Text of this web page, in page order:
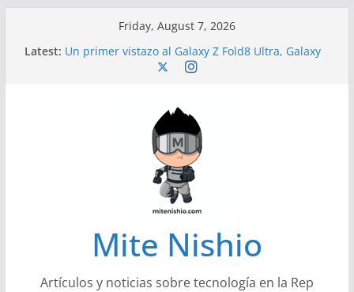
Friday, August 7, 2026
Latest: Un primer vistazo al Galaxy Z Fold8 Ultra, Galaxy
Z Fold8 y Galaxy Z Flip8
Conferencistas analizarán los desafíos que
redefinen el futuro de las finanzas y la economía
Segunda edición de Marketing Unplugged
impulsa el marketing con propósito
Alerta sobre nueva campaña de ciberataques
que afecta a organizaciones de América Latina
Mite Nishio
Artículos y noticias sobre tecnología en la Rep